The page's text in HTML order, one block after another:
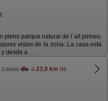
pleno parque natural de l´alt pirineu.
vistas de la zona: La casa está
desde a ...
(Lleida) a 23,9 km de